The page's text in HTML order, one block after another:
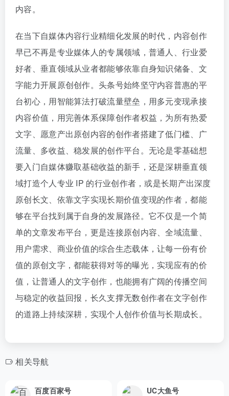
内容。
在当下自媒体内容行业精细化发展的时代，内容创作
早已不再是专业媒体人的专属领域，普通人、行业爱
好者、垂直领域从业者都能够依靠自身知识储备、文
字能力开展原创创作。头条号始终坚守内容普惠的平
台初心，用智能算法打破流量壁垒，用多元变现承接
内容价值，用完善体系保障创作者权益，为所有热爱
文字、愿意产出原创内容的创作者搭建了低门槛、广
流量、多收益、稳发展的创作平台。无论是零基础想
要入门自媒体赚取基础收益的新手，还是深耕垂直领
域打造个人专业 IP 的行业创作者，或是长期产出深度
原创长文、依靠文字实现长期价值变现的作者，都能
够在平台找到属于自身的发展路径。它不仅是一个简
单的文章发布平台，更是连接原创内容、全域流量、
用户需求、商业价值的综合生态载体，让每一份有价
值的原创文字，都能获得对等的曝光，实现应有的价
值，让普通人的文字创作，也能拥有广阔的传播空间
与稳定的收益回报，长久支撑无数创作者在文字创作
的道路上持续深耕，实现个人创作价值与长期成长。
相关导航
百度百家号 UC大鱼号